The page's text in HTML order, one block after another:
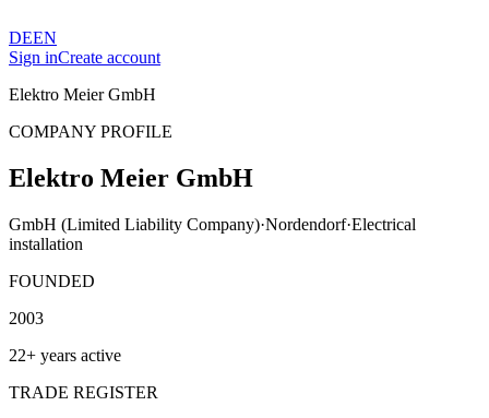
DEEN
Sign inCreate account
Elektro Meier GmbH
COMPANY PROFILE
Elektro Meier GmbH
GmbH (Limited Liability Company)·Nordendorf·Electrical
installation
FOUNDED
2003
22+ years active
TRADE REGISTER